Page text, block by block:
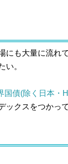
にも大量に流れ
い。
国債(除く日本・
ックスをつかっ